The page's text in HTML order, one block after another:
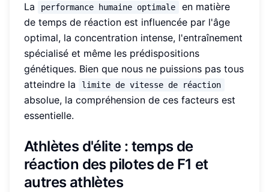
La performance humaine optimale
en matière
de temps de réaction est influencée par l'âge
optimal, la concentration intense, l'entraînement
spécialisé et même les prédispositions
génétiques. Bien que nous ne puissions pas tous
atteindre la
limite de vitesse de réaction
absolue, la compréhension de ces facteurs est
essentielle.
Athlètes d'élite : temps de
réaction des pilotes de F1 et
autres athlètes